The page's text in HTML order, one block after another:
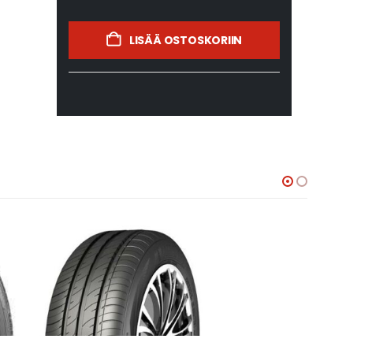
LISÄÄ OSTOSKORIIN